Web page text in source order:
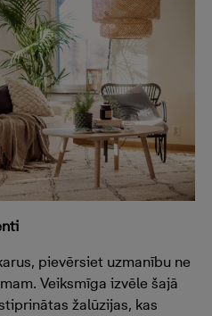
pievērsiet uzmanību ne
Veiksmīga izvēle šajā
žalūzijas, kas